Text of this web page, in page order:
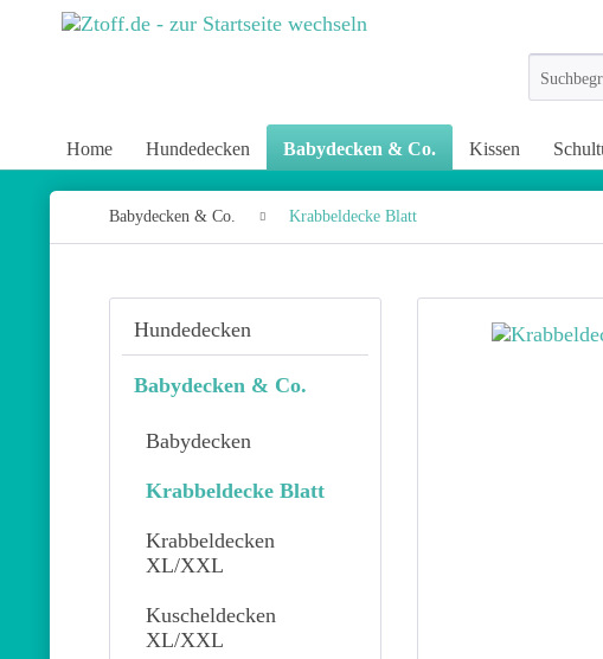
Home Hundedecken Babydecken & Co. Kissen
Babydecken & Co. Krabbeldecke Blatt
Hundedecken
Babydecken & Co.
Babydecken
Krabbeldecke Blatt
Krabbeldecken
XL/XXL
Kuscheldecken
XL/XXL